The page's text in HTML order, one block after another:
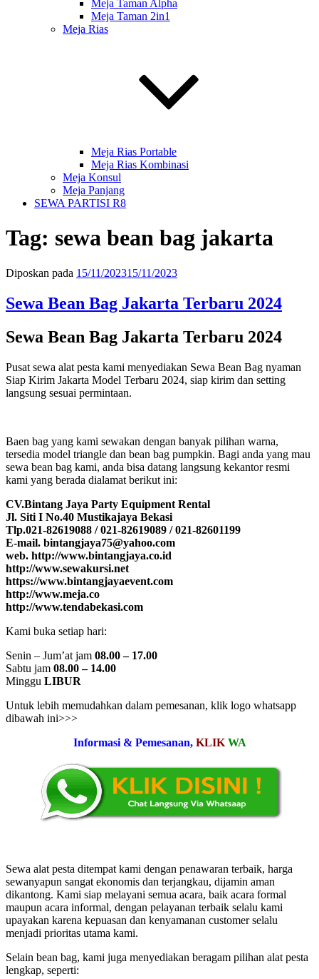
Meja Taman Alpha
Meja Taman 2in1
Meja Rias
Meja Rias Portable
Meja Rias Kombinasi
Meja Konsul
Meja Panjang
SEWA PARTISI R8
Tag: sewa bean bag jakarta
Diposkan pada 15/11/202315/11/2023
Sewa Bean Bag Jakarta Terbaru 2024
Sewa Bean Bag Jakarta Terbaru 2024
Pusat sewa alat pesta kami menyediakan Sewa Bean Bag nyaman
Siap Kirim Jakarta Model Terbaru 2024, siap kirim dan setting
langsung sesuai permintaan.
Baen bag yang kami sewakan dengan banyak pilihan warna,
tersedia model triangle dan bean bag pumpkin. Bagi anda yang mau
sewa bean bag kami, anda bisa datang langsung kekantor resmi
kami yang berada dialamat berikut ini:
CV.Bintang Jaya Party Equipment Rental
Jl. Siti I No.40 Mustikajaya Bekasi
Tlp.021-82619088 / 021-82619089 / 021-82601199
E-mail. bintangjaya75@yahoo.com
web. http://www.bintangjaya.co.id
http://www.sewakursi.net
https://www.bintangjayaevent.com
http://www.meja.co
http://www.tendabekasi.com
Kami buka setiap hari:
Senin – Jum’at jam 08.00 – 17.00
Sabtu jam 08.00 – 14.00
Minggu LIBUR
Untuk lebih memudahkan dalam pemesanan, klik logo whatsapp
dibawah ini>>>
Informasi & Pemesanan, KLIK WA
Sewa alat pesta ditempat kami dengan penawaran terbaik, harga
sewanyapun sangat ekonomis dan terjangkau, dijamin aman
dikantong. Kami siap melayani semua acara, baik acara formal
maupun acara informal, dengan pelayanan terbaik selalu kami
upayakan karena kepuasan dan kenyamanan customer selalu
menjadi prioritas utama kami.
Selain bean bag, kami juga menyediakan beragam pilihan alat pesta
lengkap, seperti: